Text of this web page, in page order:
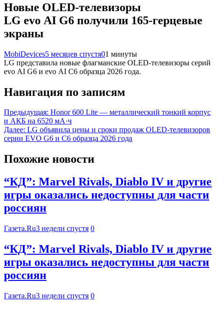
Новые OLED-телевизоры
LG evo AI G6 получили 165-герцевые
экраны
MobiDevices5 месяцев спустя01 минуты
LG представила новые флагманские OLED-телевизоры серий
evo AI G6 и evo AI C6 образца 2026 года.
Навигация по записям
Предыдущая: Honor 600 Lite — металлический тонкий корпус
и АКБ на 6520 мА·ч
Далее: LG объявила цены и сроки продаж OLED-телевизоров
серии EVO G6 и C6 образца 2026 года
Похожие новости
“КД”: Marvel Rivals, Diablo IV и другие
игры оказались недоступны для части
россиян
Газета.Ru3 недели спустя 0
“КД”: Marvel Rivals, Diablo IV и другие
игры оказались недоступны для части
россиян
Газета.Ru3 недели спустя 0